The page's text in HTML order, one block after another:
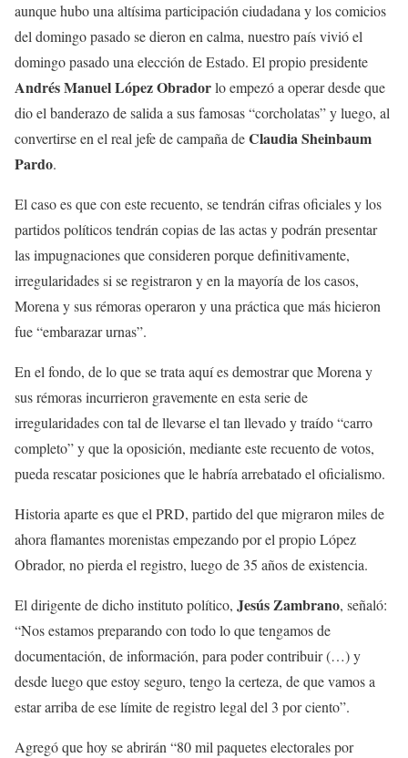
aunque hubo una altísima participación ciudadana y los comicios
del domingo pasado se dieron en calma, nuestro país vivió el
domingo pasado una elección de Estado. El propio presidente
Andrés Manuel López Obradorlo empezó a operar desde que
dio el banderazo de salida a sus famosas “corcholatas” y luego, al
convertirse en el real jefe de campaña deClaudia Sheinbaum
Pardo.
El caso es que con este recuento, se tendrán cifras oficiales y los
partidos políticos tendrán copias de las actas y podrán presentar
las impugnaciones que consideren porque definitivamente,
irregularidades si se registraron y en la mayoría de los casos,
Morena y sus rémoras operaron y una práctica que más hicieron
fue “embarazar urnas”.
En el fondo, de lo que se trata aquí es demostrar que Morena y
sus rémoras incurrieron gravemente en esta serie de
irregularidades con tal de llevarse el tan llevado y traído “carro
completo” y que la oposición, mediante este recuento de votos,
pueda rescatar posiciones que le habría arrebatado el oficialismo.
Historia aparte es que el PRD, partido del que migraron miles de
ahora flamantes morenistas empezando por el propio López
Obrador, no pierda el registro, luego de 35 años de existencia.
El dirigente de dicho instituto político, Jesús Zambrano, señaló:
“Nos estamos preparando con todo lo que tengamos de
documentación, de información, para poder contribuir (…) y
desde luego que estoy seguro, tengo la certeza, de que vamos a
estar arriba de ese límite de registro legal del 3 por ciento”.
Agregó que hoy se abrirán “80 mil paquetes electorales por